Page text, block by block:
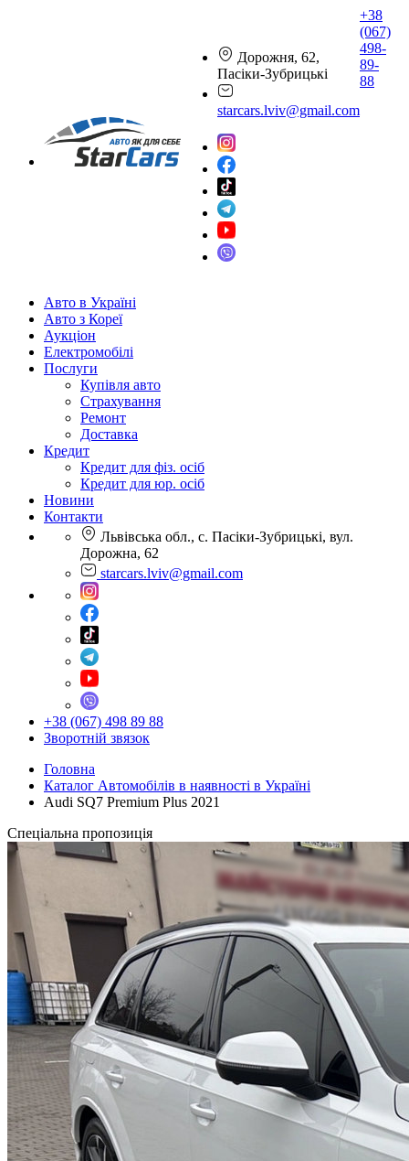
Дорожня, 62,
Пасіки-Зубрицькі
starcars.lviv@gmail.com
+38
(067)
498-
89-
88
Авто в Україні
Авто з Кореї
Аукціон
Електромобілі
Послуги
Купівля авто
Страхування
Ремонт
Доставка
Кредит
Кредит для фіз. осіб
Кредит для юр. осіб
Новини
Контакти
Львівська обл., с. Пасіки-Зубрицькі, вул.
Дорожна, 62
starcars.lviv@gmail.com
+38 (067) 498 89 88
Зворотній звязок
Головна
Каталог Автомобілів в наявності в Україні
Audi SQ7 Premium Plus 2021
Спеціальна пропозиція